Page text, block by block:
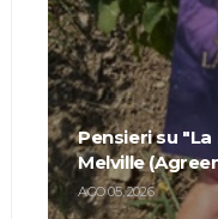
Pensieri su
Melville
AGO 05, 2026